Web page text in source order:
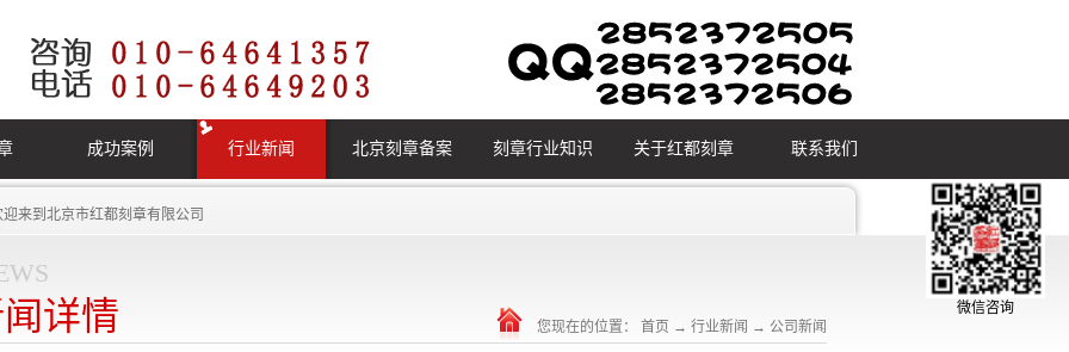
成功案例 行业新闻 北京刻章备案 刻章行业知识 关于红都刻章 联系我们
迎来到 北京市红都刻章有限公司
详情
您现在的位置： 首页 → 行业新闻 → 公司新闻
微信咨询